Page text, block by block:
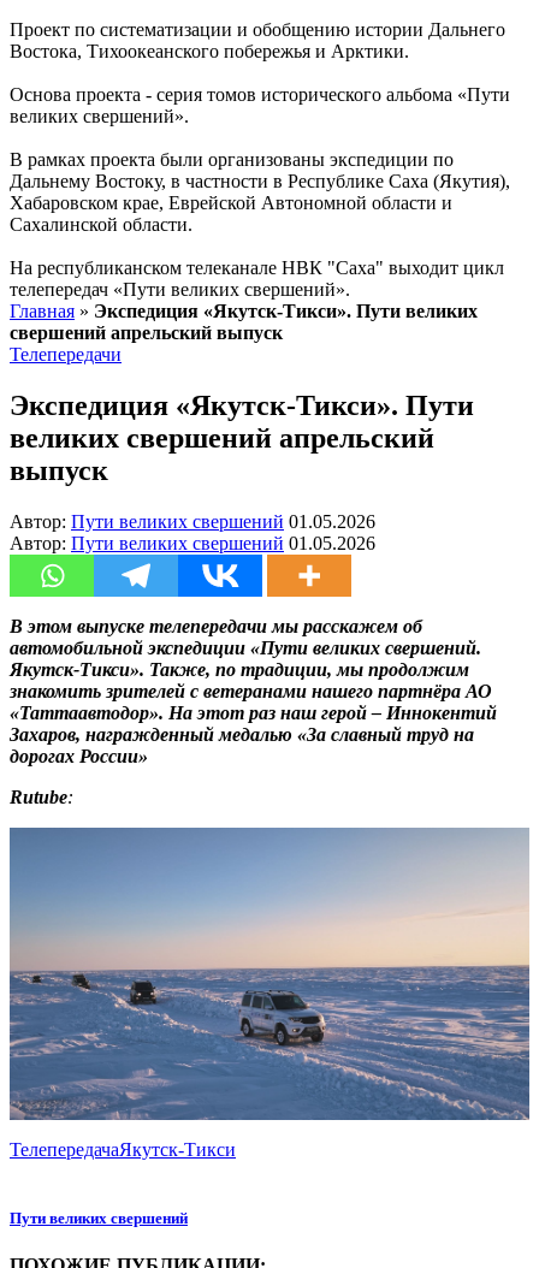
Проект по систематизации и обобщению истории Дальнего
Востока, Тихоокеанского побережья и Арктики.
Основа проекта - серия томов исторического альбома «Пути
великих свершений».
В рамках проекта были организованы экспедиции по
Дальнему Востоку, в частности в Республике Саха (Якутия),
Хабаровском крае, Еврейской Автономной области и
Сахалинской области.
На республиканском телеканале НВК "Саха" выходит цикл
телепередач «Пути великих свершений».
Главная » Экспедиция «Якутск-Тикси». Пути великих
свершений апрельский выпуск
Телепередачи
Экспедиция «Якутск-Тикси». Пути
великих свершений апрельский
выпуск
Автор: Пути великих свершений 01.05.2026
Автор: Пути великих свершений 01.05.2026
В этом выпуске телепередачи мы расскажем об
автомобильной экспедиции «Пути великих свершений.
Якутск-Тикси». Также, по традиции, мы продолжим
знакомить зрителей с ветеранами нашего партнёра АО
«Таттаавтодор». На этот раз наш герой – Иннокентий
Захаров, награжденный медалью «За славный труд на
дорогах России»
Rutube:
ТелепередачаЯкутск-Тикси
Пути великих свершений